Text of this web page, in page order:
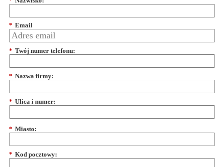
* Email
* Twój numer telefonu:
* Nazwa firmy:
* Ulica i numer:
* Miasto:
* Kod pocztowy: